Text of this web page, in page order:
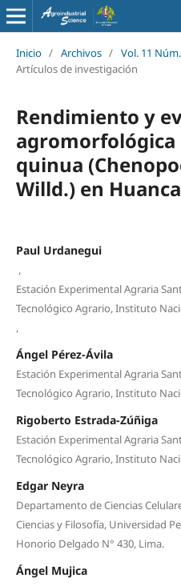
Inicio / Archivos / Vol. 11
Artículos de investigación
Rendimiento y
agromorfológica
quinua
Willd.) en
Paul Urdanegui
,
Estación Experimental Agraria
Tecnológico Agrario, Instituto
,
Ángel Pérez-Ávila
Estación Experimental Agraria
Tecnológico Agrario, Instituto
Rigoberto Estrada-Zúñiga
Estación Experimental Agraria
Tecnológico Agrario, Instituto
Edgar Neyra
Departamento de Ciencias
Ciencias y Filosofía, Universidad
Honorio Delgado N° 430, Lima.
Ángel Mujica